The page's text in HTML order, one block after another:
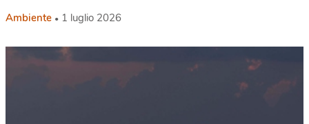
Ambiente 1 luglio 2026